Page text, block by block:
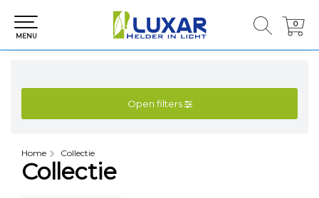
0
0
MENU
Open filters
Home Collectie
Collectie